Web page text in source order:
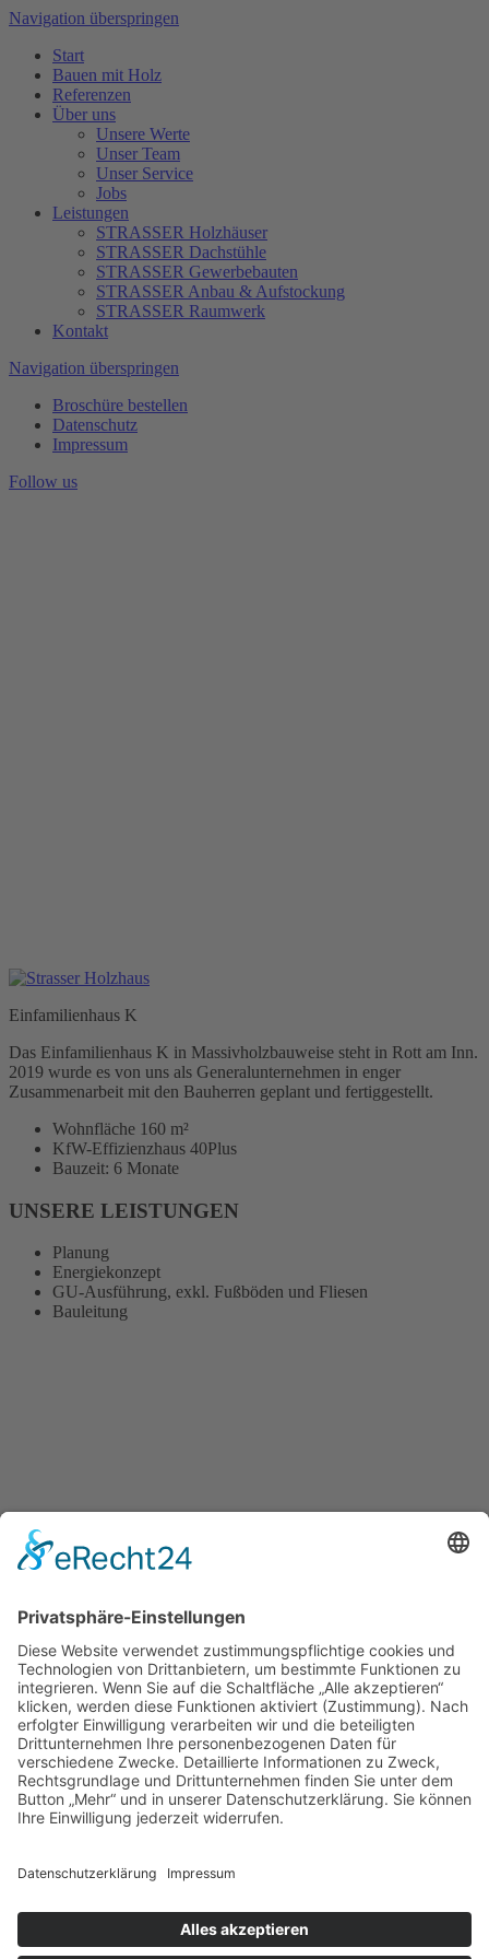
Navigation überspringen
Start
Bauen mit Holz
Referenzen
Über uns
Unsere Werte
Unser Team
Unser Service
Jobs
Leistungen
STRASSER Holzhäuser
STRASSER Dachstühle
STRASSER Gewerbebauten
STRASSER Anbau & Aufstockung
STRASSER Raumwerk
Kontakt
Navigation überspringen
Broschüre bestellen
Datenschutz
Impressum
Follow us
Einfamilienhaus K
Das Einfamilienhaus K in Massivholzbauweise steht in Rott am Inn.
2019 wurde es von uns als Generalunternehmen in enger
Zusammenarbeit mit den Bauherren geplant und fertiggestellt.
Wohnfläche 160 m²
KfW-Effizienzhaus 40Plus
Bauzeit: 6 Monate
UNSERE LEISTUNGEN
Planung
Energiekonzept
GU-Ausführung, exkl. Fußböden und Fliesen
Bauleitung
Zur Übersicht
Strasser Zimmerei & Holzbau GmbH & Co. KG
Petzgersdorf 2
83083 Riedering bei Rosenheim
Telefon 08036 4133
E-Mailinfo@strasser-holzhaus.de
Navigation überspringen
Referenzen